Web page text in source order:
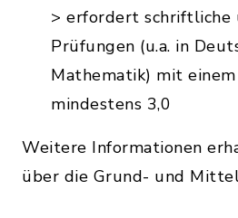
> erfordert schriftliche
Prüfungen (u.a. in
Mathematik) mit
mindestens 3,0
Weitere Informationen
über die Grund- und